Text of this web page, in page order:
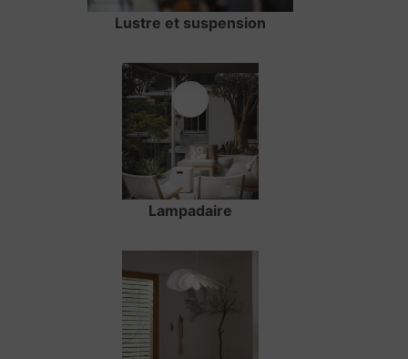
Lustre et suspension
Lampadaire